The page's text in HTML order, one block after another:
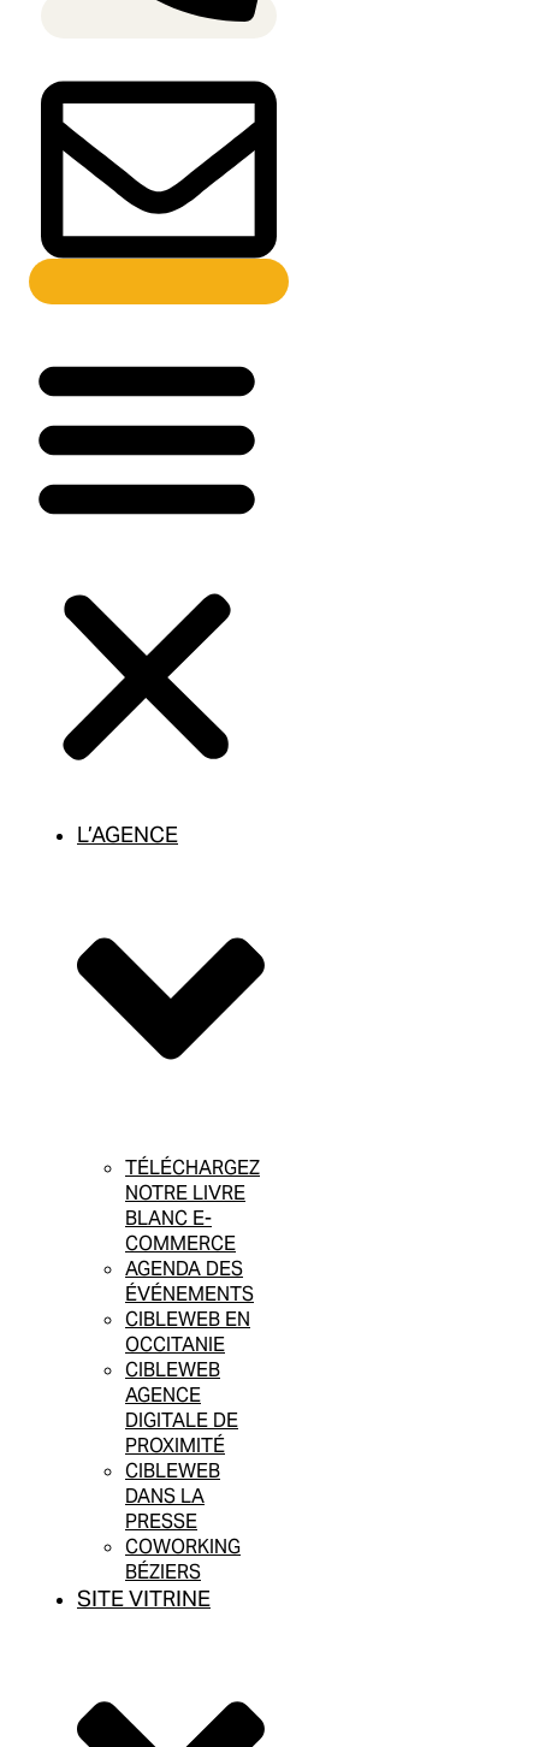
L’AGENCE
TÉLÉCHARGEZ
NOTRE LIVRE
BLANC E-
COMMERCE
AGENDA DES
ÉVÉNEMENTS
CIBLEWEB EN
OCCITANIE
CIBLEWEB
AGENCE
DIGITALE DE
PROXIMITÉ
CIBLEWEB
DANS LA
PRESSE
COWORKING
BÉZIERS
SITE VITRINE